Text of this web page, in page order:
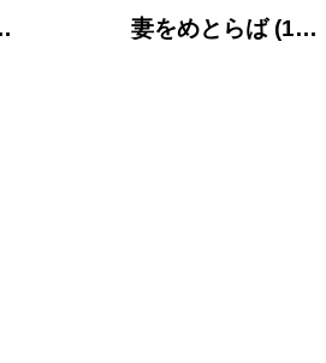
妻をめとらば (1…